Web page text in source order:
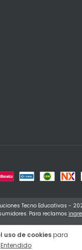
uso de cookiespara
Entendido
Tecno Educativas -
Para reclamos